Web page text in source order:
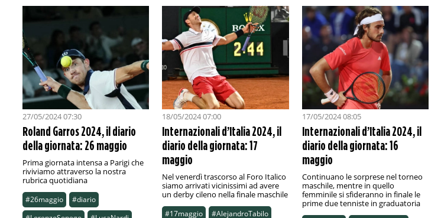
27/05/2024 07:30
Roland Garros 2024, il diario
della giornata: 26 maggio
Prima giornata intensa a Parigi che
riviviamo attraverso la nostra
rubrica quotidiana
#26maggio
#diario
18/05/2024 07:00
Internazionali d’Italia 2024, il
diario della giornata: 17
maggio
Nel venerdì trascorso al Foro Italico
siamo arrivati vicinissimi ad avere
un derby cileno nella finale maschile
#17maggio #AlejandroTabilo
17/05/2024 08:05
Internazionali d’Italia 2024, il
diario della giornata: 16
maggio
Continuano le sorprese nel torneo
maschile, mentre in quello
femminile si sfideranno in finale le
prime due tenniste in graduatoria